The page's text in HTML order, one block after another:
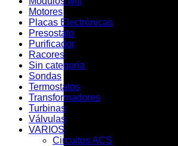
Motores
Placas Electrónicas
Presostato
Purificador
Racores
Sin categoría
Sondas
Termostatos
Transformadores
Turbinas
Válvulas
VARIOS
Circuitos ACS